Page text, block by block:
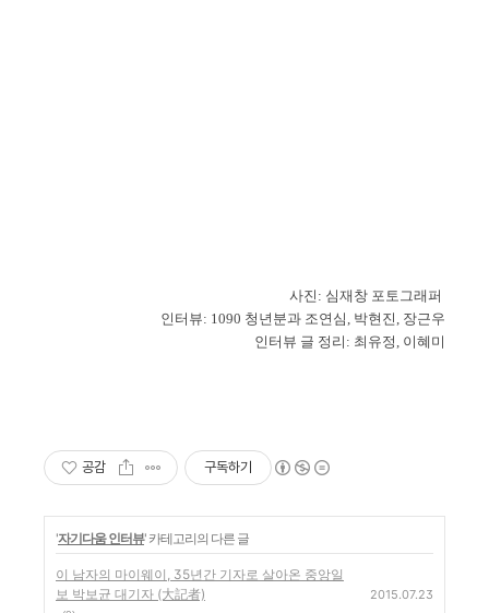
사진: 심재창 포토그래퍼
인터뷰: 1090 청년분과 조연심, 박현진, 장근우
인터뷰 글 정리: 최유정, 이혜미
공감 구독하기
'자기다움 인터뷰' 카테고리의 다른 글
이 남자의 마이웨이, 35년간 기자로 살아온 중앙일
보 박보균 대기자 (大記者)
2015.07.23